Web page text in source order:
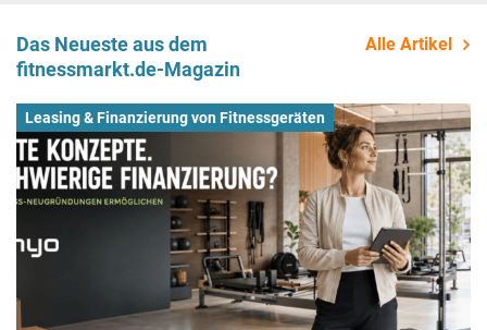
Das Neueste aus dem
fitnessmarkt.de-Magazin
Alle Artikel
Leasing & Finanzierung von Fitnessgeräten